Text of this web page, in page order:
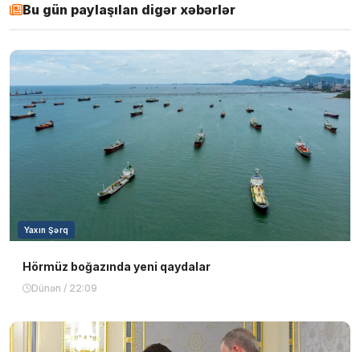
Bu gün paylaşılan digər xəbərlər
Yaxın Şərq
Hörmüz boğazında yeni qaydalar
Dünən / 22:09